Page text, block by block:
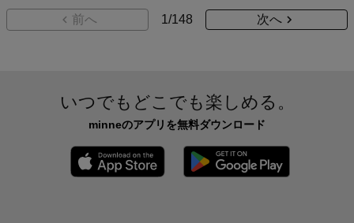
前へ 1/148 次へ
いつでもどこでも楽しめる。
minneのアプリを無料ダウンロード